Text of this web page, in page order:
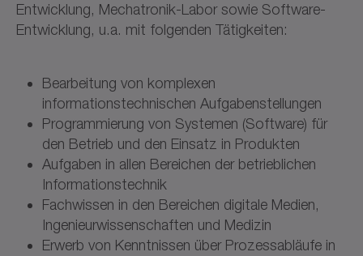
Entwicklung, Mechatronik-Labor sowie Software-
Entwicklung, u.a. mit folgenden Tätigkeiten:
Bearbeitung von komplexen
informationstechnischen Aufgabenstellungen
Programmierung von Systemen (Software) für
den Betrieb und den Einsatz in Produkten
Aufgaben in allen Bereichen der betrieblichen
Informationstechnik
Fachwissen in den Bereichen digitale Medien,
Ingenieurwissenschaften und Medizin
Erwerb von Kenntnissen über Prozessabläufe in